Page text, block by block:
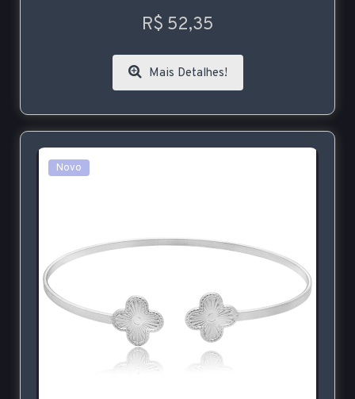
R$ 52,35
Mais Detalhes!
Novo